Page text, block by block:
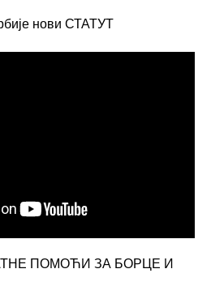
нови СТАТУТ
ПОМОЋИ ЗА БОРЦЕ И